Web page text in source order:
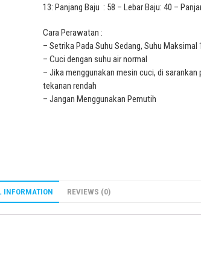
13: Panjang Baju : 58 – Lebar Baju: 40 –
Cara Perawatan :
– Setrika Pada Suhu Sedang, Suhu Maksimal
– Cuci dengan suhu air normal
– Jika menggunakan mesin cuci, di sarankan
tekanan rendah
– Jangan Menggunakan Pemutih
INFORMATION REVIEWS (0)